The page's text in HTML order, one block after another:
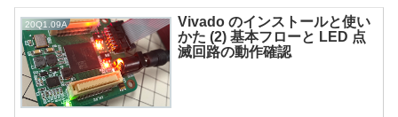
20Q1.09A
Vivado のインストールと使い
かた (2) 基本フローと LED 点
滅回路の動作確認